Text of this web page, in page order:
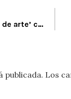
Algunas sugerencias para tener ‘diálogos de arte’ con los niños y niñas
publicada. Los